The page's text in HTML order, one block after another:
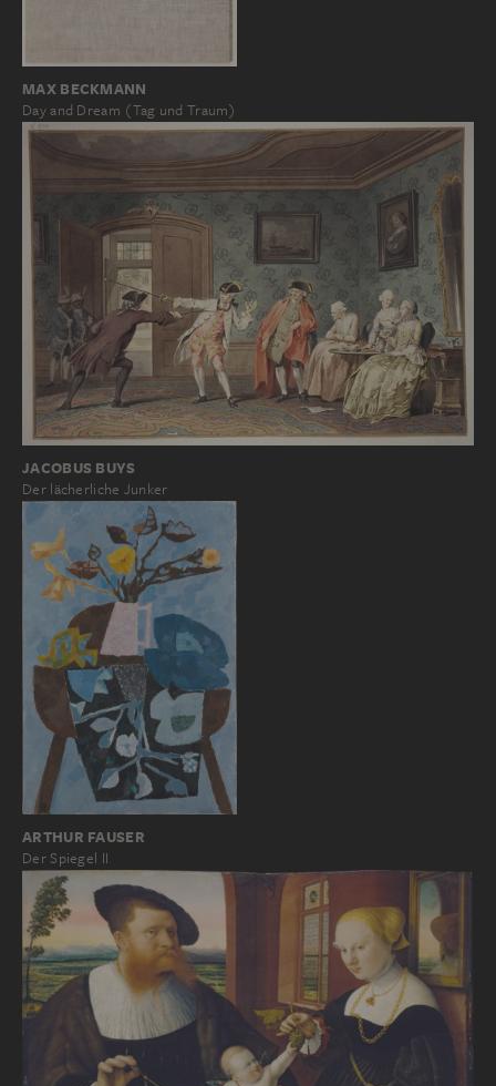
MAX BECKMANN
Day and Dream (Tag und Traum)
JACOBUS BUYS
Der lächerliche Junker
ARTHUR FAUSER
Der Spiegel II